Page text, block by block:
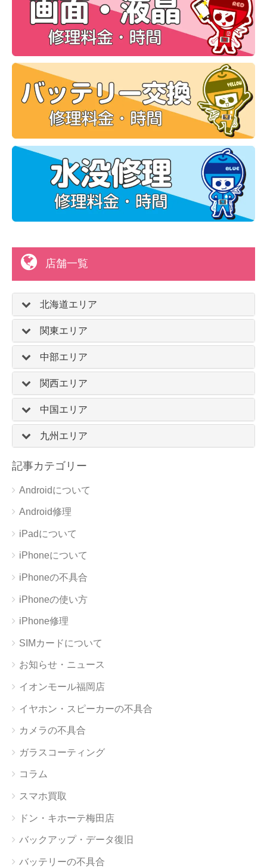
店舗一覧
北海道エリア
関東エリア
中部エリア
関西エリア
中国エリア
九州エリア
記事カテゴリー
Androidについて
Android修理
iPadについて
iPhoneについて
iPhoneの不具合
iPhoneの使い方
iPhone修理
SIMカードについて
お知らせ・ニュース
イオンモール福岡店
イヤホン・スピーカーの不具合
カメラの不具合
ガラスコーティング
コラム
スマホ買取
ドン・キホーテ梅田店
バックアップ・データ復旧
バッテリーの不具合